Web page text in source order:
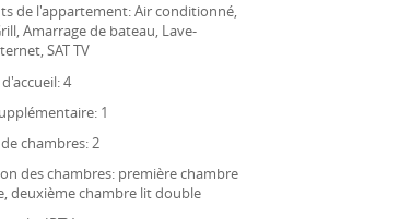
de l'appartement:Air conditionné,
Amarrage de bateau, Lave-
SAT TV
4
1
chambres: 2
des chambres: première chambre
deuxième chambre lit double